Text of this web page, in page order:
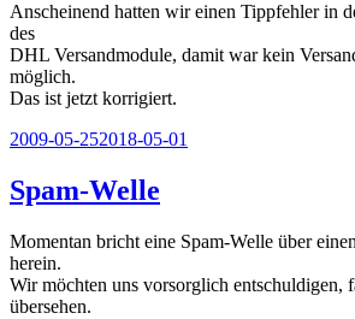
Anscheinend hatten wir einen Tippfehler in
des
DHL Versandmodule, damit war kein
möglich.
Das ist jetzt korrigiert.
Veröffentlicht
2009-05-252018-05-01
Spam-Welle
Momentan bricht eine Spam-Welle über
herein.
Wir möchten uns vorsorglich entschuldigen,
übersehen.